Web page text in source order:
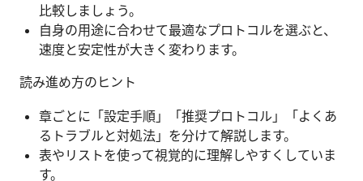
比較しましょう。
自身の用途に合わせて最適なプロトコルを選ぶと、
速度と安定性が大きく変わります。
読み進め方のヒント
章ごとに「設定手順」「推奨プロトコル」「よくあ
るトラブルと対処法」を分けて解説します。
表やリストを使って視覚的に理解しやすくしていま
す。